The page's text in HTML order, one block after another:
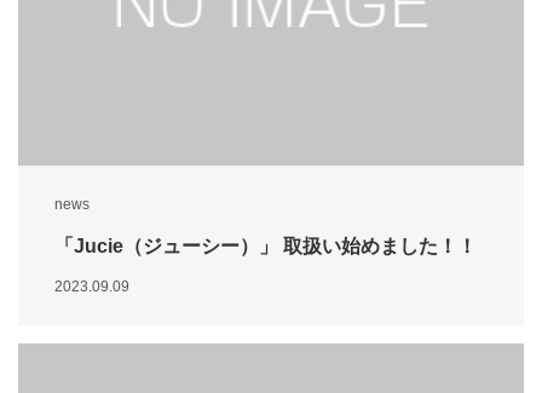
news
「Jucie（ジューシー）」 取扱い始めました！！
2023.09.09